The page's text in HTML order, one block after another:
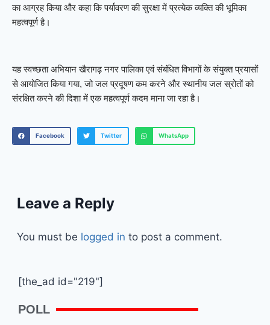
का आग्रह किया और कहा कि पर्यावरण की सुरक्षा में प्रत्येक व्यक्ति की भूमिका
महत्वपूर्ण है।
यह स्वच्छता अभियान खैरागढ़ नगर पालिका एवं संबंधित विभागों के संयुक्त प्रयासों
से आयोजित किया गया, जो जल प्रदूषण कम करने और स्थानीय जल स्रोतों को
संरक्षित करने की दिशा में एक महत्वपूर्ण कदम माना जा रहा है।
Facebook Twitter WhatsApp
Leave a Reply
You must be logged in to post a comment.
[the_ad id="219"]
POLL